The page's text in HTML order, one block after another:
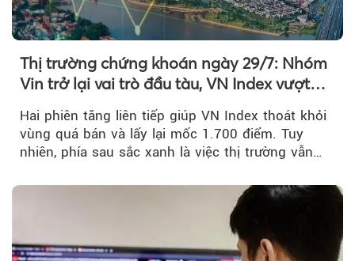
Thị trường chứng khoán ngày 29/7: Nhóm
Vin trở lại vai trò đầu tàu, VN Index vượt
Hai phiên tăng liên tiếp giúp VN Index thoát khỏi
vùng quá bán và lấy lại mốc 1.700 điểm. Tuy
nhiên, phía sau sắc xanh là việc thị trường vẫn
tiền vẫn chưa thực sự trở lại.